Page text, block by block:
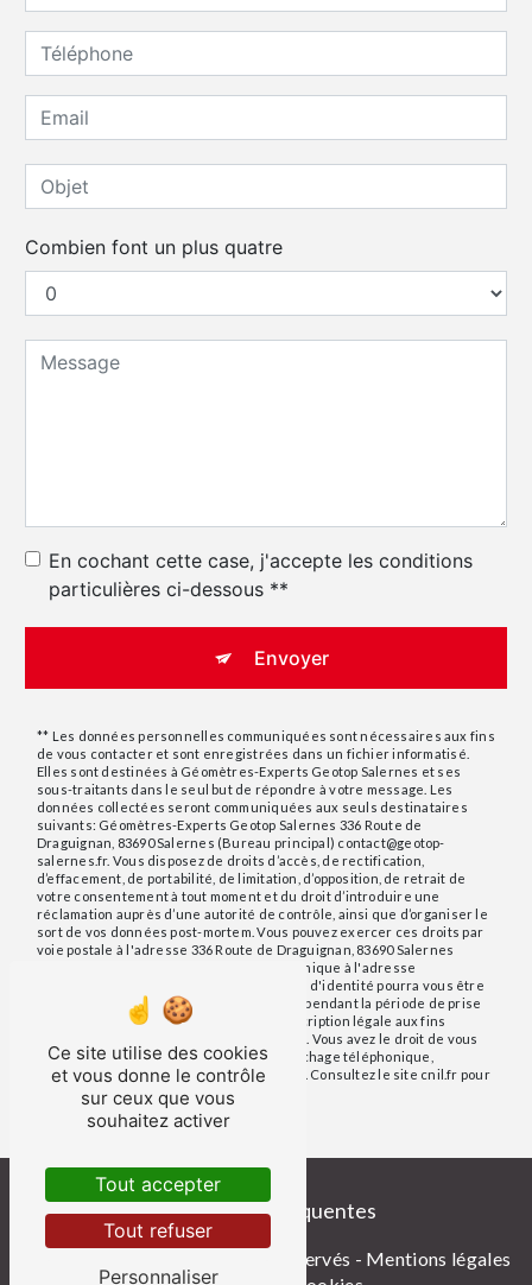
Combien font un plus quatre
En cochant cette case, j'accepte les conditions
particulières ci-dessous **
Envoyer
** Les données personnelles communiquées sont nécessaires aux fins
de vous contacter et sont enregistrées dans un fichier informatisé.
Elles sont destinées à Géomètres-Experts Geotop Salernes et ses
sous-traitants dans le seul but de répondre à votre message. Les
données collectées seront communiquées aux seuls destinataires
suivants: Géomètres-Experts Geotop Salernes 336 Route de
Draguignan, 83690 Salernes (Bureau principal) contact@geotop-
salernes.fr. Vous disposez de droits d’accès, de rectification,
d’effacement, de portabilité, de limitation, d’opposition, de retrait de
votre consentement à tout moment et du droit d’introduire une
réclamation auprès d’une autorité de contrôle, ainsi que d’organiser le
sort de vos données post-mortem. Vous pouvez exercer ces droits par
voie postale à l'adresse 336 Route de Draguignan, 83690 Salernes
(Bureau principal) ou par courrier électronique à l'adresse
contact@geotop-salernes.fr. Un justificatif d'identité pourra vous être
demandé. Nous conservons vos données pendant la période de prise
de contact puis pendant la durée de prescription légale aux fins
probatoires et de gestion des contentieux. Vous avez le droit de vous
inscrire sur la liste d'opposition au démarchage téléphonique,
disponible à cette adresse:
Bloctel.gouv.fr
. Consultez le site cnil.fr pour
plus d’informations sur vos droits.
Recherches fréquentes
- 2026 - Tous droits réservés - Mentions légales
Ce site utilise des cookies
et vous donne le contrôle
sur ceux que vous
souhaitez activer
Tout accepter
Tout refuser
Personnaliser